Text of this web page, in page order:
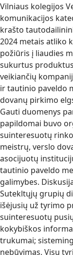
Vilniaus kolegijos
komunikacijos
krašto
2024 metais atliko
požiūris į liaudies
sukurtus
veikiančių
ir tautinio paveldo
dovanų pirkimo
Gauti duomenys
papildomai buvo
suinteresuotų
meistrų, verslo
asocijuotų
tautinio paveldo
galimybes.
Sutekltųjų grupių
išėjusių už tyrimo
suinteresuotų
kokybiškos
trukumai;
nebūvimas. Visų